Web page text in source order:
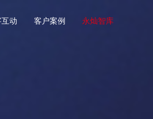
动 客户案例 永灿智库